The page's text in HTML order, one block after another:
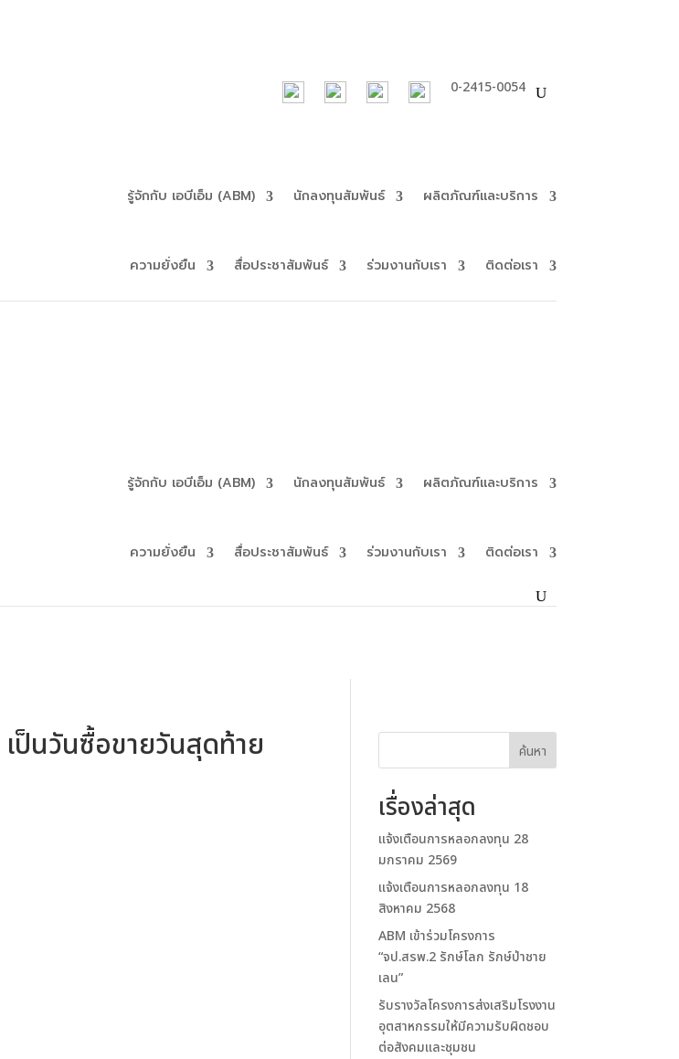
0-2415-0054
รู้จักกับ เอบีเอ็ม (ABM) นักลงทุนสัมพันธ์ ผลิตภัณฑ์และบริการ
ความยั่งยืน สื่อประชาสัมพันธ์ ร่วมงานกับเรา ติดต่อเรา
รู้จักกับ เอบีเอ็ม (ABM) นักลงทุนสัมพันธ์ ผลิตภัณฑ์และบริการ
ความยั่งยืน สื่อประชาสัมพันธ์ ร่วมงานกับเรา ติดต่อเรา
นวันซื้อขายวันสุดท้าย ค้นหา
เรื่องล่าสุด
แจ้งเตือนการหลอกลงทุน 28
มกราคม 2569
แจ้งเตือนการหลอกลงทุน 18
สิงหาคม 2568
ABM เข้าร่วมโครงการ
“จป.สรพ.2 รักษ์โลก รักษ์ป่าชาย
เลน”
รับรางวัลโครงการส่งเสริมโรงงาน
อุตสาหกรรมให้มีความรับผิดชอบ
ต่อสังคมและชุมชน